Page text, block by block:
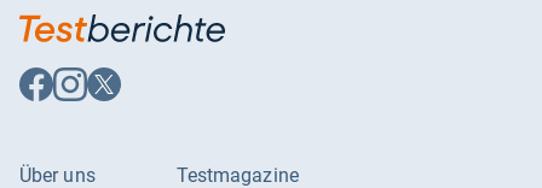
Auf
Facebook
Auf
Instagram
Auf
X
Über uns
Testmagazine